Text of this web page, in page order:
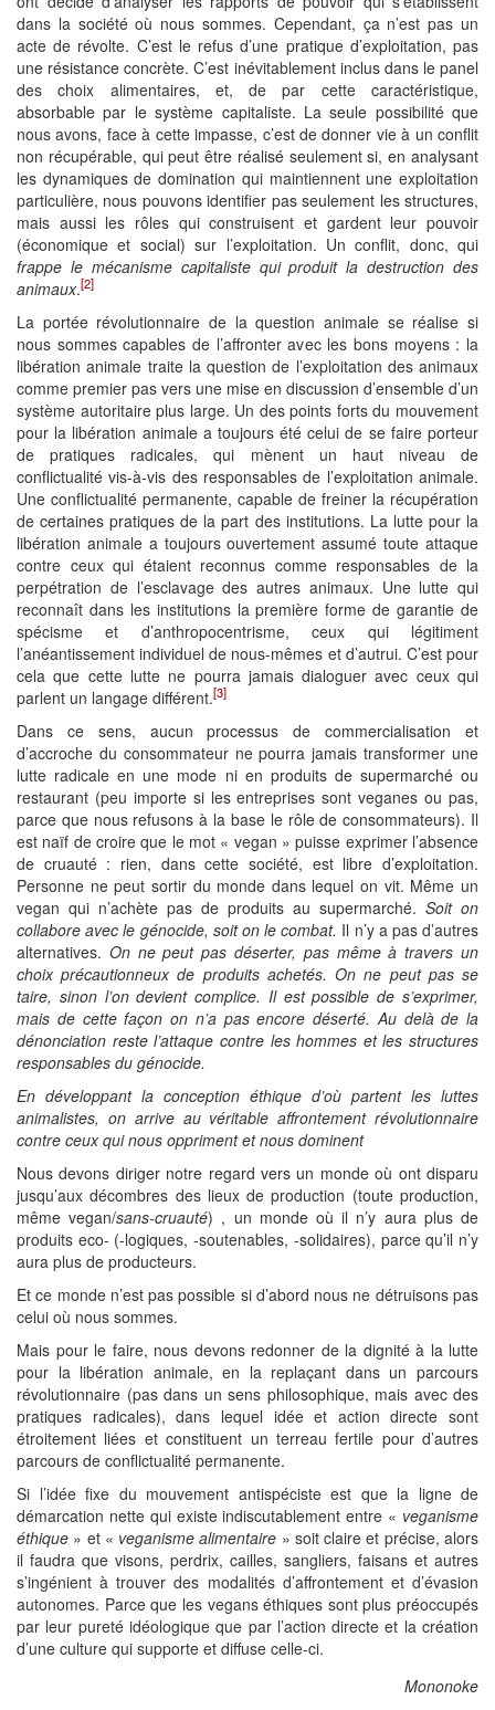
dans la société où nous sommes. Cependant, ça n’est pas un
acte de révolte. C’est le refus d’une pratique d’exploitation, pas
une résistance concrète. C’est inévitablement inclus dans le panel
des choix alimentaires, et, de par cette caractéristique,
absorbable par le système capitaliste. La seule possibilité que
nous avons, face à cette impasse, c’est de donner vie à un conflit
non récupérable, qui peut être réalisé seulement si, en analysant
les dynamiques de domination qui maintiennent une exploitation
particulière, nous pouvons identifier pas seulement les structures,
mais aussi les rôles qui construisent et gardent leur pouvoir
(économique et social) sur l’exploitation. Un conflit, donc, qui
frappe le mécanisme capitaliste qui produit la destruction des
animaux.[2]
La portée révolutionnaire de la question animale se réalise si
nous sommes capables de l’affronter avec les bons moyens : la
libération animale traite la question de l’exploitation des animaux
comme premier pas vers une mise en discussion d’ensemble d’un
système autoritaire plus large. Un des points forts du mouvement
pour la libération animale a toujours été celui de se faire porteur
de pratiques radicales, qui mènent un haut niveau de
conflictualité vis-à-vis des responsables de l’exploitation animale.
Une conflictualité permanente, capable de freiner la récupération
de certaines pratiques de la part des institutions. La lutte pour la
libération animale a toujours ouvertement assumé toute attaque
contre ceux qui étaient reconnus comme responsables de la
perpétration de l’esclavage des autres animaux. Une lutte qui
reconnaît dans les institutions la première forme de garantie de
spécisme et d’anthropocentrisme, ceux qui légitiment
l’anéantissement individuel de nous-mêmes et d’autrui. C’est pour
cela que cette lutte ne pourra jamais dialoguer avec ceux qui
parlent un langage différent.[3]
Dans ce sens, aucun processus de commercialisation et
d’accroche du consommateur ne pourra jamais transformer une
lutte radicale en une mode ni en produits de supermarché ou
restaurant (peu importe si les entreprises sont veganes ou pas,
parce que nous refusons à la base le rôle de consommateurs). Il
est naïf de croire que le mot « vegan » puisse exprimer l’absence
de cruauté : rien, dans cette société, est libre d’exploitation.
Personne ne peut sortir du monde dans lequel on vit. Même un
vegan qui n’achète pas de produits au supermarché. Soit on
collabore avec le génocide, soit on le combat. Il n’y a pas d’autres
alternatives. On ne peut pas déserter, pas même à travers un
choix précautionneux de produits achetés. On ne peut pas se
taire, sinon l’on devient complice. Il est possible de s’exprimer,
mais de cette façon on n’a pas encore déserté. Au delà de la
dénonciation reste l’attaque contre les hommes et les structures
responsables du génocide.
En développant la conception éthique d’où partent les luttes
animalistes, on arrive au véritable affrontement révolutionnaire
contre ceux qui nous oppriment et nous dominent
Nous devons diriger notre regard vers un monde où ont disparu
jusqu’aux décombres des lieux de production (toute production,
même vegan/sans-cruauté) , un monde où il n’y aura plus de
produits eco- (-logiques, -soutenables, -solidaires), parce qu’il n’y
aura plus de producteurs.
Et ce monde n’est pas possible si d’abord nous ne détruisons pas
celui où nous sommes.
Mais pour le faire, nous devons redonner de la dignité à la lutte
pour la libération animale, en la replaçant dans un parcours
révolutionnaire (pas dans un sens philosophique, mais avec des
pratiques radicales), dans lequel idée et action directe sont
étroitement liées et constituent un terreau fertile pour d’autres
parcours de conflictualité permanente.
Si l’idée fixe du mouvement antispéciste est que la ligne de
démarcation nette qui existe indiscutablement entre « veganisme
éthique » et « veganisme alimentaire » soit claire et précise, alors
il faudra que visons, perdrix, cailles, sangliers, faisans et autres
s’ingénient à trouver des modalités d’affrontement et d’évasion
autonomes. Parce que les vegans éthiques sont plus préoccupés
par leur pureté idéologique que par l’action directe et la création
d’une culture qui supporte et diffuse celle-ci.
Mononoke